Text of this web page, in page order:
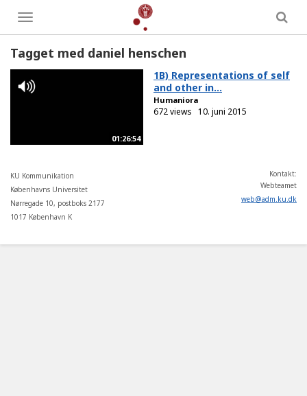
Toggle
menu
Tagget med daniel henschen
01:26:54
1B) Representations of self
and other in...
Humaniora
672 views 10. juni 2015
KU Kommunikation
Københavns Universitet
Nørregade 10, postboks 2177
1017 København K
Kontakt:
Webteamet
web@adm.ku.dk